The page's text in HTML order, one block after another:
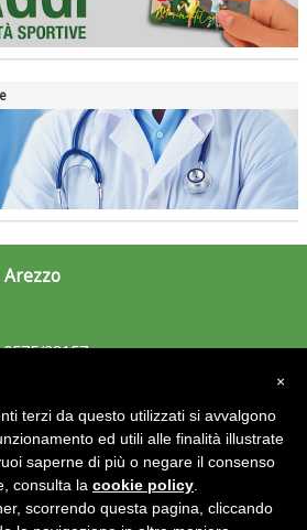
traccia il bilancio della stagione
valorizzi le nostre specificità"
28157
×
terzi da questo utilizzati si avvalgono
ed utili alle finalità illustrate
saperne di più o negare il consenso
consulta la cookie policy
scorrendo questa pagina, cliccando